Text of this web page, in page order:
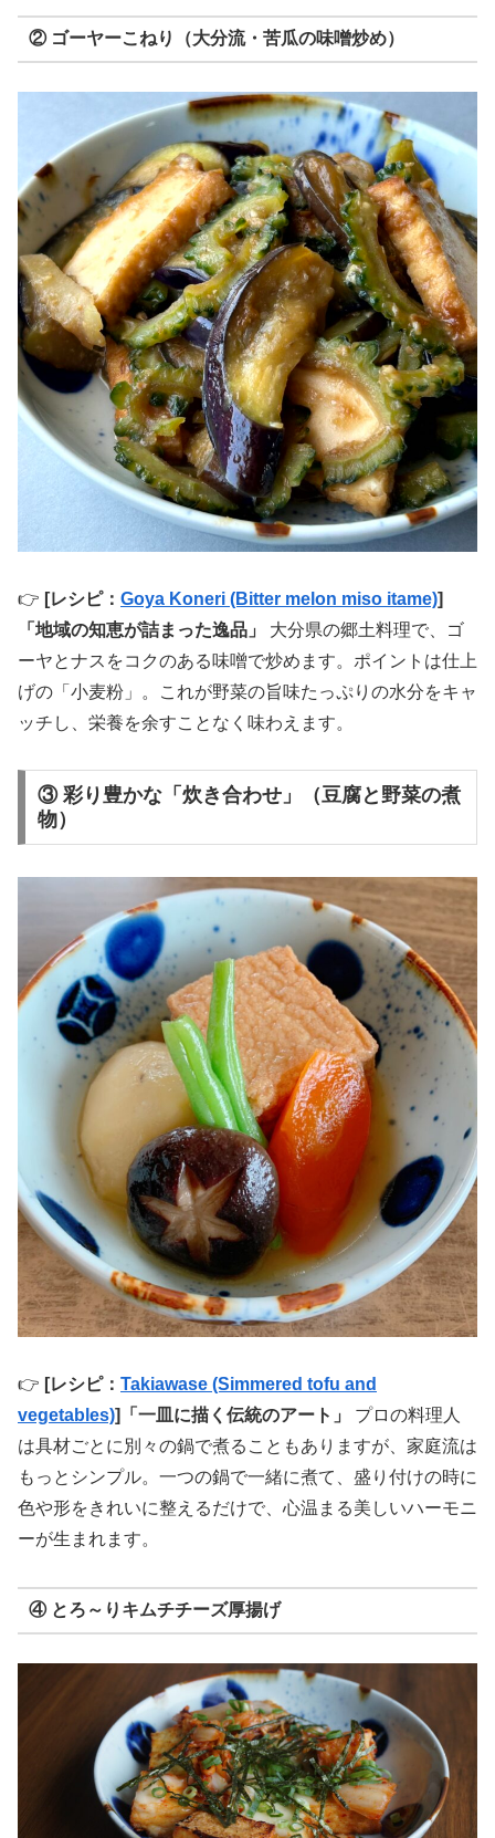
② ゴーヤーこねり（大分流・苦瓜の味噌炒め）
👉 [レシピ： Goya Koneri (Bitter melon miso itame)]
「地域の知恵が詰まった逸品」
大分県の郷土料理で、ゴ
ーヤとナスをコクのある味噌で炒めます。ポイントは仕上
げの「小麦粉」。これが野菜の旨味たっぷりの水分をキャ
ッチし、栄養を余すことなく味わえます。
③ 彩り豊かな「炊き合わせ」（豆腐と野菜の煮
物）
👉 [レシピ： Takiawase (Simmered tofu and
vegetables)]「一皿に描く伝統のアート」
プロの料理人
は具材ごとに別々の鍋で煮ることもありますが、家庭流は
もっとシンプル。一つの鍋で一緒に煮て、盛り付けの時に
色や形をきれいに整えるだけで、心温まる美しいハーモニ
ーが生まれます。
④ とろ～りキムチチーズ厚揚げ